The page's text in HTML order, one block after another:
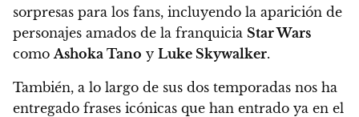
sorpresas para los fans, incluyendo la aparición de
personajes amados de la franquicia Star Wars
como Ashoka Tano y Luke Skywalker.
También, a lo largo de sus dos temporadas nos ha
entregado frases icónicas que han entrado ya en el